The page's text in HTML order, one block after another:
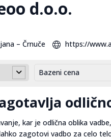
d.o.o.
– Črnuče https://
Bazeni cena
kar je odlična oblika
zagotovi vadbo za celo